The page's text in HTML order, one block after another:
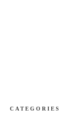
CATEGORIES